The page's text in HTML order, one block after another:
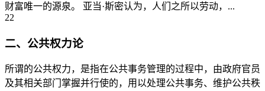
财富唯一的源泉。 亚当·斯密认为，人们之所以劳动，...
22
二、公共权力论
所谓的公共权力，是指在公共事务管理的过程中，由政府官员
及其相关部门掌握并行使的，用以处理公共事务、维护公共秩